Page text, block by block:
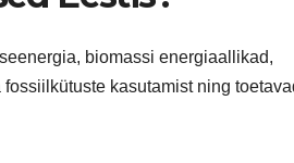
biomassi energiaallikad,
kasutamist ning